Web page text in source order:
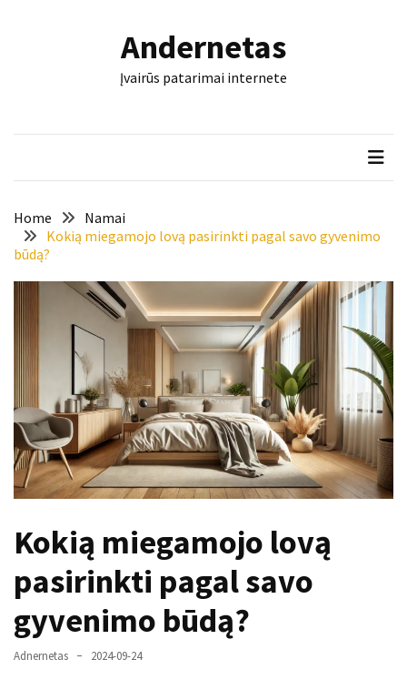
trinkelės
tarnaus
dešimtmečius
keli
paplitę
mitai
Reduktorius
balionui:
maža
detalė,
kurios
svarbos
Andernetas
Įvairūs patarimai internete
Home
Namai
Kokią miegamojo lovą pasirinkti pagal savo gyvenimo
būdą?
Kokią miegamojo lovą
pasirinkti pagal savo
gyvenimo būdą?
Adnernetas 2024-09-24